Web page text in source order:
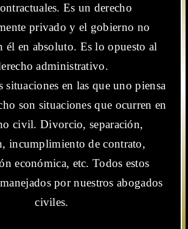
Es un derecho
privado y el gobierno no
él en absoluto. Es lo opuesto al
administrativo.
situaciones en las que uno piensa
son situaciones que ocurren en
civil. Divorcio, separación,
incumplimiento de contrato,
económica, etc. Todos estos
por nuestros abogados
civiles.